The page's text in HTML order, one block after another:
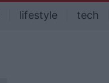
lifestyle tech